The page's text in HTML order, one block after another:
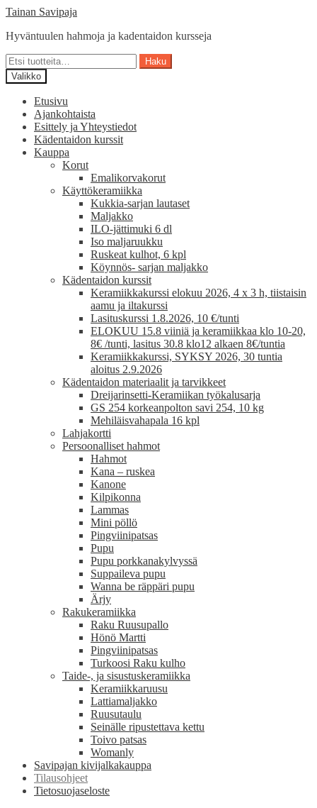
Siirry
Siirry
Tainan Savipaja
Hyväntuulen hahmoja ja kadentaidon kursseja
Etsi:
Haku
Valikko
Etusivu
Ajankohtaista
Esittely ja Yhteystiedot
Kädentaidon kurssit
Kauppa
Korut
Emalikorvakorut
Käyttökeramiikka
Kukkia-sarjan lautaset
Maljakko
ILO-jättimuki 6 dl
Iso maljaruukku
Ruskeat kulhot, 6 kpl
Köynnös- sarjan maljakko
Kädentaidon kurssit
Keramiikkakurssi elokuu 2026, 4 x 3 h, tiistaisin
aamu ja iltakurssi
Lasituskurssi 1.8.2026, 10 €/tunti
ELOKUU 15.8 viiniä ja keramiikkaa klo 10-20,
8€ /tunti, lasitus 30.8 klo12 alkaen 8€/tuntia
Keramiikkakurssi, SYKSY 2026, 30 tuntia
aloitus 2.9.2026
Kädentaidon materiaalit ja tarvikkeet
Dreijarinsetti-Keramiikan työkalusarja
GS 254 korkeanpolton savi 254, 10 kg
Mehiläisvahapala 16 kpl
Lahjakortti
Persoonalliset hahmot
Hahmot
Kana – ruskea
Kanone
Kilpikonna
Lammas
Mini pöllö
Pingviinipatsas
Pupu
Pupu porkkanakylvyssä
Suppaileva pupu
Wanna be räppäri pupu
Ärjy
Rakukeramiikka
Raku Ruusupallo
Hönö Martti
Pingviinipatsas
Turkoosi Raku kulho
Taide-, ja sisustuskeramiikka
Keramiikkaruusu
Lattiamaljakko
Ruusutaulu
Seinälle ripustettava kettu
Toivo patsas
Womanly
Savipajan kivijalkakauppa
Tilausohjeet
Tietosuojaseloste